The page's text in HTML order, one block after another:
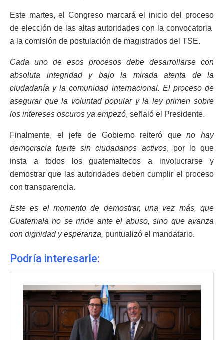
Este martes, el Congreso marcará el inicio del proceso
de elección de las altas autoridades con la convocatoria
a la comisión de postulación de magistrados del TSE.
Cada uno de esos procesos debe desarrollarse con
absoluta integridad y bajo la mirada atenta de la
ciudadanía y la comunidad internacional. El proceso de
asegurar que la voluntad popular y la ley primen sobre
los intereses oscuros ya empezó, señaló el Presidente.
Finalmente, el jefe de Gobierno reiteró queno hay
democracia fuerte sin ciudadanos activos, por lo que
insta a todos los guatemaltecos a involucrarse y
demostrar que las autoridades deben cumplir el proceso
con transparencia.
Este es el momento de demostrar, una vez más, que
Guatemala no se rinde ante el abuso, sino que avanza
con dignidad y esperanza, puntualizó el mandatario.
Podría interesarle: